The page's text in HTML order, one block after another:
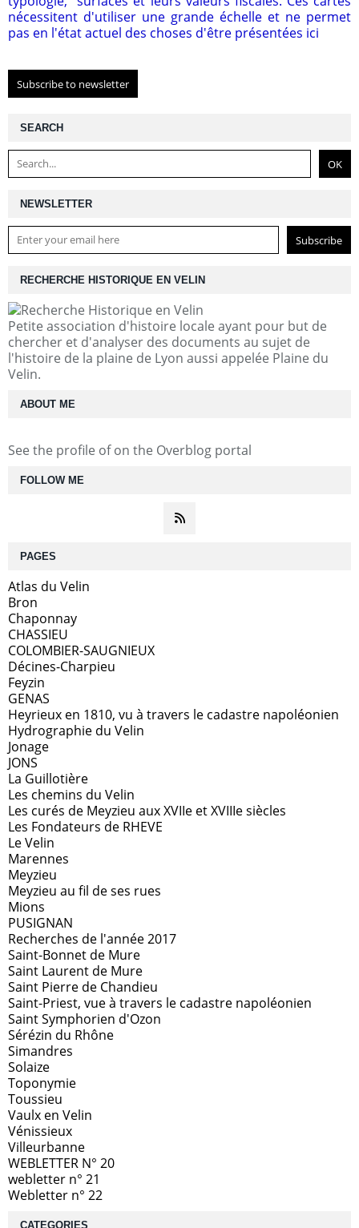
nécessitent d'utiliser une grande échelle et ne permet
pas en l'état actuel des choses d'être présentées ici
Subscribe to newsletter
NEWSLETTER
FOLLOW ME
SEARCH
RECHERCHE HISTORIQUE EN VELIN
Petite association d'histoire locale ayant pour but de
chercher et d'analyser des documents au sujet de
l'histoire de la plaine de Lyon aussi appelée Plaine du
Velin.
ABOUT ME
See the profile ofon the Overblog portal
PAGES
Atlas du Velin
Bron
Chaponnay
CHASSIEU
COLOMBIER-SAUGNIEUX
Décines-Charpieu
Feyzin
GENAS
Heyrieux en 1810, vu à travers le cadastre napoléonien
Hydrographie du Velin
Jonage
JONS
La Guillotière
Les chemins du Velin
Les curés de Meyzieu aux XVIIe et XVIIIe siècles
Les Fondateurs de RHEVE
Le Velin
Marennes
Meyzieu
Meyzieu au fil de ses rues
Mions
PUSIGNAN
Recherches de l'année 2017
Saint-Bonnet de Mure
Saint Laurent de Mure
Saint Pierre de Chandieu
Saint-Priest, vue à travers le cadastre napoléonien
Saint Symphorien d'Ozon
Sérézin du Rhône
Simandres
Solaize
Toponymie
Toussieu
Vaulx en Velin
Vénissieux
Villeurbanne
WEBLETTER N° 20
webletter n° 21
Webletter n° 22
CATEGORIES